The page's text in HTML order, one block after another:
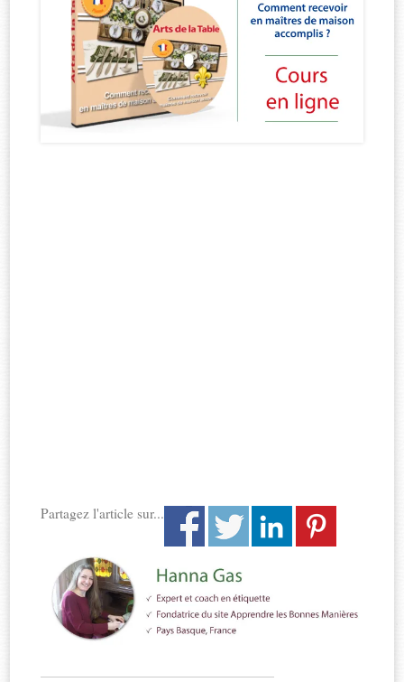
Partagez l'article sur...